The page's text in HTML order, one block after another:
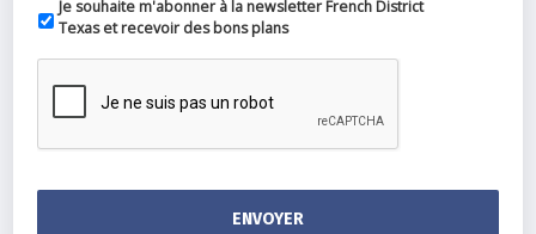
Je souhaite m'abonner à la newsletter French District
Texas et recevoir des bons plans